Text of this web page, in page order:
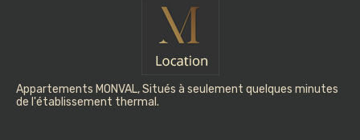
Appartements MONVAL, Situés à seulement quelques minutes
de l'établissement thermal.